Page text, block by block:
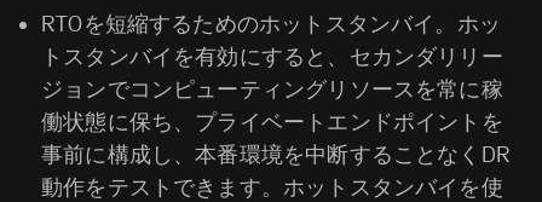
RTOを短縮するためのホットスタンバイ。ホッ
トスタンバイを有効にすると、セカンダリリー
ジョンでコンピューティングリソースを常に稼
働状態に保ち、プライベートエンドポイントを
事前に構成し、本番環境を中断することなくDR
動作をテストできます。ホットスタンバイを使